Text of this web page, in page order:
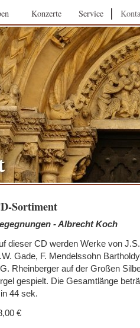
Konzerte Service
Sortiment
- Albrecht Koch
dieser CD werden Werke von
Gade, F. Mendelssohn
Rheinberger auf der Großen
gespielt. Die Gesamtlänge
44 sek.
€